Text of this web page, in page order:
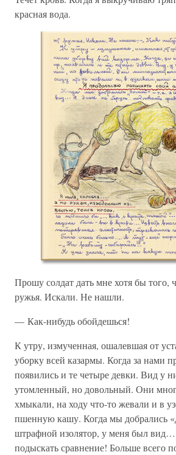
красная вода.
Прошу солдат дать мне хотя бы того,
ружья. Искали. Не нашли.
— Как-нибудь обойдешься!
К утру, измученная, ошалевшая от
уборку всей казармы. Когда за нами
появились и те четыре девки. Вид у
утомленный, но довольный. Они
хмыкали, на ходу что-то жевали и в
пшенную кашу. Когда мы добрались
штрафной изолятор, у меня был
подыскать сравнение! Больше всего